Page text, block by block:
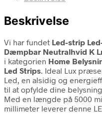
Beskrivelse
Vi har fundet Led-strip
Dæmpbar Neutralhvid K
i kategorien Home
Led Strips. Ideal Lux
Led, en alsidig og
til at opfylde dine
Med en længde på 5000
millimeter leverer denne